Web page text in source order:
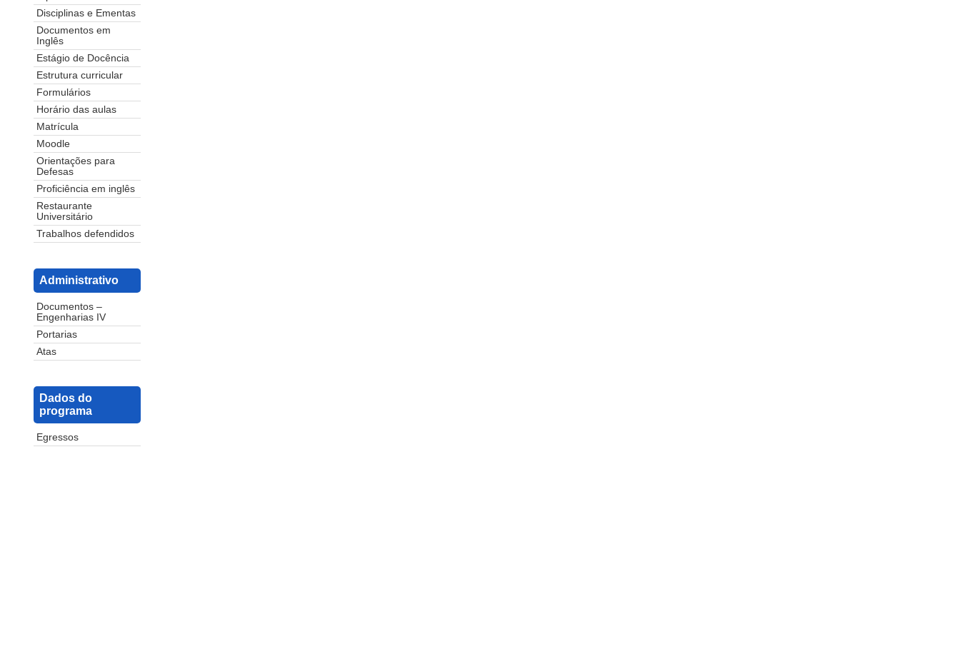
Disciplinas e Ementas
Documentos em
Inglês
Estágio de Docência
Estrutura curricular
Formulários
Horário das aulas
Matrícula
Moodle
Orientações para
Defesas
Proficiência em inglês
Restaurante
Universitário
Trabalhos defendidos
Administrativo
Documentos –
Engenharias IV
Portarias
Atas
Dados do
programa
Egressos